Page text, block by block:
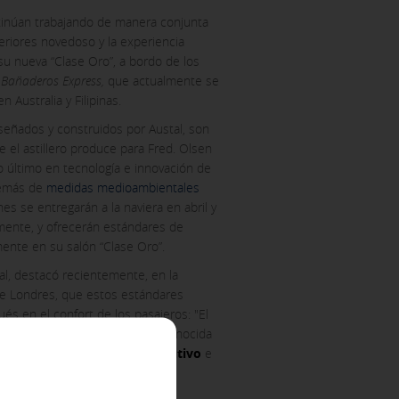
trabajando de manera conjunta
novedoso y la experiencia
nueva “Clase Oro”, a bordo de los
Bañaderos Express, que actualmente se
Australia y Filipinas.
y construidos por Austal, son
el astillero produce para Fred. Olsen
último en tecnología e innovación de
de medidas medioambientales
se entregarán a la naviera en abril y
y ofrecerán estándares de
en su salón “Clase Oro”.
destacó recientemente, en la
Londres, que estos estándares
en el confort de los pasajeros: "El
funcionalidades en su conocida
reclinables de estilo ejecutivo e
ACCEPT ALL
to block or alert about these
information.